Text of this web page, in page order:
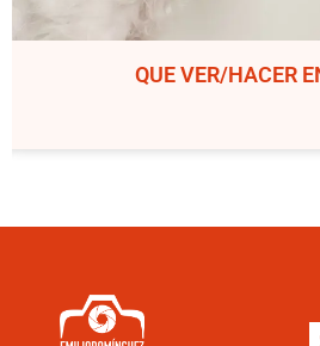
QUE VER/HACER